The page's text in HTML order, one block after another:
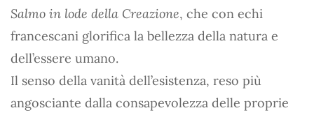
Salmo in lode della Creazione, che con echi
francescani glorifica la bellezza della natura e
dell’essere umano.
Il senso della vanità dell’esistenza, reso più
angosciante dalla consapevolezza delle proprie